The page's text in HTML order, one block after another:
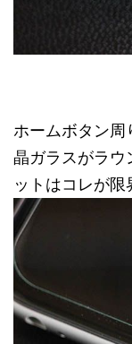
ホームボタン周
晶ガラスがラウ
ットはコレが限